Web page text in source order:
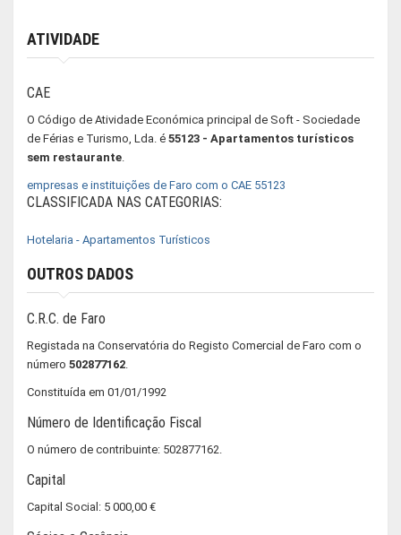
ATIVIDADE
CAE
O Código de Atividade Económica principal de Soft - Sociedade
de Férias e Turismo, Lda. é 55123 - Apartamentos turísticos
sem restaurante.
empresas e instituições de Faro com o CAE 55123
CLASSIFICADA NAS CATEGORIAS:
Hotelaria - Apartamentos Turísticos
OUTROS DADOS
C.R.C. de Faro
Registada na Conservatória do Registo Comercial de Faro com o
número 502877162.
Constituída em 01/01/1992
Número de Identificação Fiscal
O número de contribuinte: 502877162.
Capital
Capital Social: 5 000,00 €